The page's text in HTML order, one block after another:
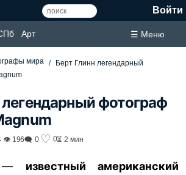
Войти
Арт ☰ Меню
мира
Берт Глинн легендарный
легендарный фотограф
👁 196🗨 0 ♡ 0⏳ 2 мин
— известный американский